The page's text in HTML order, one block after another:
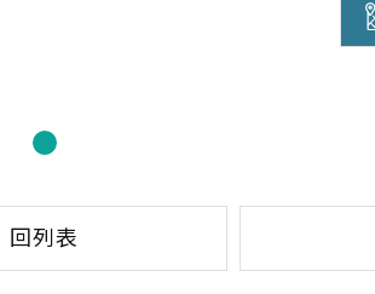
回列表